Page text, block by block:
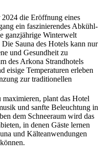
die Eröffnung eines
ein faszinierendes Abkühl-
ganzjährige Winterwelt
Sauna des Hotels kann nur
und Gesundheit zu
des Arkona Strandhotels
eisige Temperaturen erleben
zur traditionellen
plant das Hotel
und sanfte Beleuchtung in
dem Schneeraum wird das
in denen Gäste lernen
und Kälteanwendungen